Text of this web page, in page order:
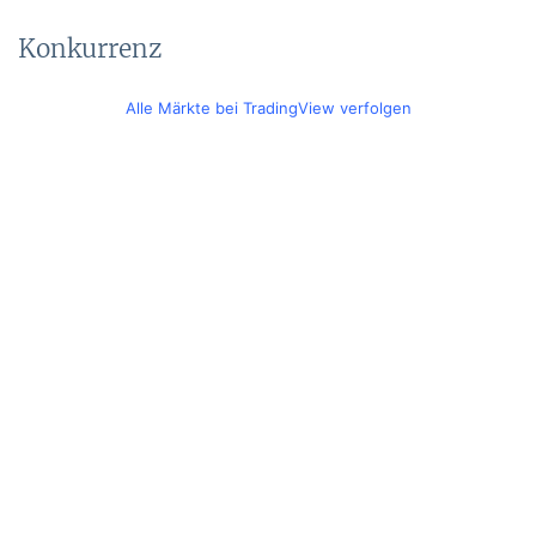
Konkurrenz
Alle Märkte bei TradingView verfolgen